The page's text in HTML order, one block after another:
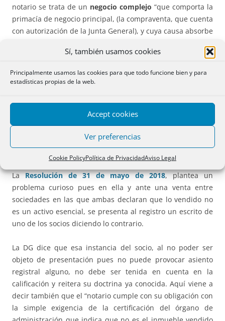
Sí, también usamos cookies
Principalmente usamos las cookies para que todo funcione bien y para
estadísticas propias de la web.
Accept cookies
Ver preferencias
Cookie PolicyPolítica de PrivacidadAviso Legal
notario se trata de un negocio complejo “que comporta la
primacía de negocio principal, (la compraventa, que cuenta
con autorización de la Junta General), y cuya causa absorbe
problema de si el gravamen hipotecario, fuera del caso de
en cuanto dicho gravamen implica o puede suponer una
aprobación de la junta, pues si llega el momento de la
ejecución, la junta en ese momento poco podrá decir
sobre ello, salvo la exigencia de responsabilidades al
administrador de la sociedad por no solicitar la
LaResolución de 31 de mayo de 2018, plantea un
problema curioso pues en ella y ante una venta entre
sociedades en las que ambas declaran que lo vendido no
es un activo esencial, se presenta al registro un escrito de
uno de los socios diciendo lo contrario.
La DG dice que esa instancia del socio, al no poder ser
objeto de presentación pues no puede provocar asiento
registral alguno, no debe ser tenida en cuenta en la
calificación y reitera su doctrina ya conocida. Aquí viene a
decir también que el “notario cumple con su obligación con
la simple exigencia de la certificación del órgano de